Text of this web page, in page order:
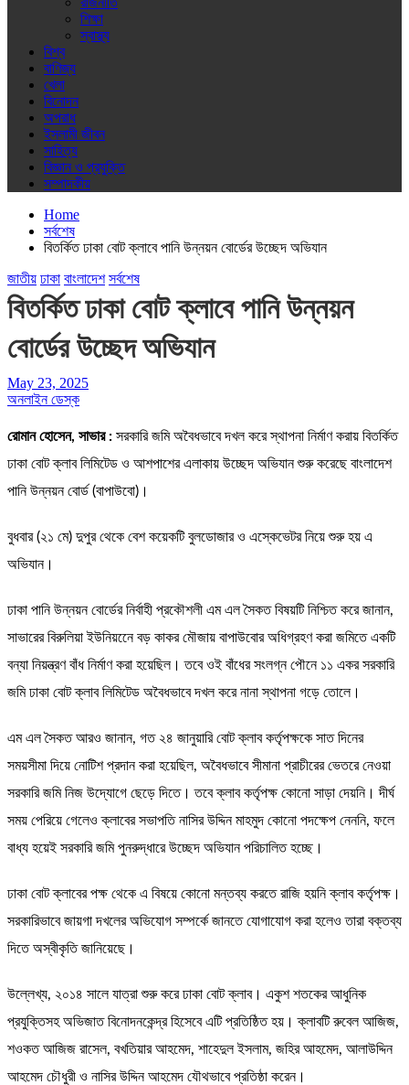
শিক্ষা
স্বাস্থ্য
বিশ্ব
বাণিজ্য
খেলা
বিনোদন
অপরাধ
ইসলামী জীবন
সাহিত্য
বিজ্ঞান ও প্রযুক্তি
সম্পাদকীয়
Home
সর্বশেষ
বিতর্কিত ঢাকা বোট ক্লাবে পানি উন্নয়ন বোর্ডের উচ্ছেদ অভিযান
জাতীয় ঢাকা বাংলাদেশ সর্বশেষ
বিতর্কিত ঢাকা বোট ক্লাবে পানি উন্নয়ন
বোর্ডের উচ্ছেদ অভিযান
May 23, 2025
অনলাইন ডেস্ক
রোমান হোসেন, সাভার : সরকারি জমি অবৈধভাবে দখল করে স্থাপনা নির্মাণ করায় বিতর্কিত
ঢাকা বোট ক্লাব লিমিটেড ও আশপাশের এলাকায় উচ্ছেদ অভিযান শুরু করেছে বাংলাদেশ
পানি উন্নয়ন বোর্ড (বাপাউবো)।
বুধবার (২১ মে) দুপুর থেকে বেশ কয়েকটি বুলডোজার ও এস্কেভেটর নিয়ে শুরু হয় এ
অভিযান।
ঢাকা পানি উন্নয়ন বোর্ডের নির্বাহী প্রকৌশলী এম এল সৈকত বিষয়টি নিশ্চিত করে জানান,
সাভারের বিরুলিয়া ইউনিয়নেে বড় কাকর মৌজায় বাপাউবোর অধিগ্রহণ করা জমিতে একটি
বন্যা নিয়ন্ত্রণ বাঁধ নির্মাণ করা হয়েছিল। তবে ওই বাঁধের সংলগ্ন পৌনে ১১ একর সরকারি
জমি ঢাকা বোট ক্লাব লিমিটেড অবৈধভাবে দখল করে নানা স্থাপনা গড়ে তোলে।
এম এল সৈকত আরও জানান, গত ২৪ জানুয়ারি বোট ক্লাব কর্তৃপক্ষকে সাত দিনের
সময়সীমা দিয়ে নোটিশ প্রদান করা হয়েছিল, অবৈধভাবে সীমানা প্রাচীরের ভেতরে নেওয়া
সরকারি জমি নিজ উদ্যোগে ছেড়ে দিতে। তবে ক্লাব কর্তৃপক্ষ কোনো সাড়া দেয়নি। দীর্ঘ
সময় পেরিয়ে গেলেও ক্লাবের সভাপতি নাসির উদ্দিন মাহমুদ কোনো পদক্ষেপ নেননি, ফলে
বাধ্য হয়েই সরকারি জমি পুনরুদ্ধারে উচ্ছেদ অভিযান পরিচালিত হচ্ছে।
ঢাকা বোট ক্লাবের পক্ষ থেকে এ বিষয়ে কোনো মন্তব্য করতে রাজি হয়নি ক্লাব কর্তৃপক্ষ।
সরকারিভাবে জায়গা দখলের অভিযোগ সম্পর্কে জানতে যোগাযোগ করা হলেও তারা বক্তব্য
দিতে অস্বীকৃতি জানিয়েছে।
উল্লেখ্য, ২০১৪ সালে যাত্রা শুরু করে ঢাকা বোট ক্লাব। একুশ শতকের আধুনিক
প্রযুক্তিসহ অভিজাত বিনোদনকেন্দ্র হিসেবে এটি প্রতিষ্ঠিত হয়। ক্লাবটি রুবেল আজিজ,
শওকত আজিজ রাসেল, বখতিয়ার আহমেদ, শাহেদুল ইসলাম, জহির আহমেদ, আলাউদ্দিন
আহমেদ চৌধুরী ও নাসির উদ্দিন আহমেদ যৌথভাবে প্রতিষ্ঠা করেন।